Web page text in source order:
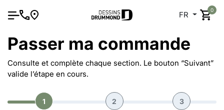
FR
0
Passer ma commande
Consulte et complète chaque section. Le bouton “Suivant”
valide l’étape en cours.
1 2 3